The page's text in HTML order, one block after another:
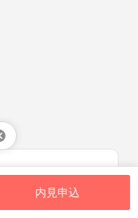
内見申込